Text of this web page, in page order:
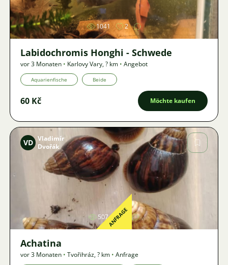
1041 2
Labidochromis Honghi - Schwede
vor 3 Monaten • Karlovy Vary,? km • Angebot
Aquarienfische Beide
60 Kč Möchte kaufen
Bild
VD Vladimír
Dvořák
507 2
ANFRAGE
Achatina
vor 3 Monaten • Tvořihráz,? km • Anfrage